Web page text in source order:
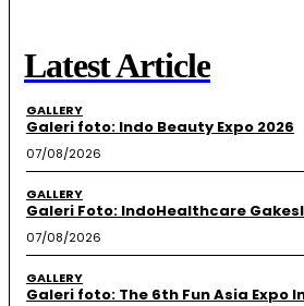
Latest Article
GALLERY
Galeri foto: Indo Beauty Expo 2026
07/08/2026
GALLERY
Galeri Foto: IndoHealthcare
07/08/2026
GALLERY
Galeri foto: The 6th Fun Asia Expo